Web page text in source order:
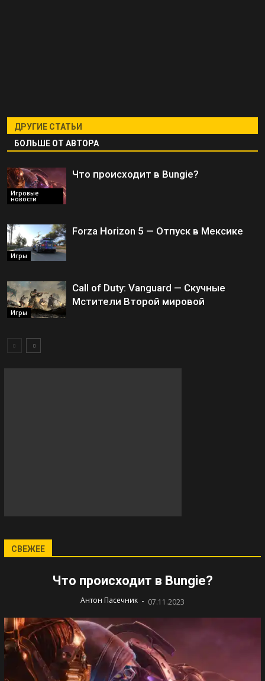
ДРУГИЕ СТАТЬИ
БОЛЬШЕ ОТ АВТОРА
Игровые
новости
Что происходит в Bungie?
Игры
Forza Horizon 5 — Отпуск в Мексике
Игры
Call of Duty: Vanguard — Скучные
Мстители Второй мировой
СВЕЖЕЕ
Что происходит в Bungie?
Антон Пасечник - 07.11.2023